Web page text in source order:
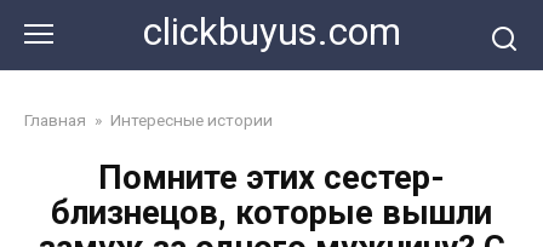
контенту
clickbuyus.com
Главная » Интересные истории
Помните этих сестер-
близнецов, которые вышли